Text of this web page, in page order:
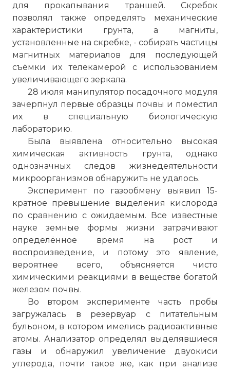
для прокапывания траншей. Скребок
позволял также определять механические
характеристики грунта, а магниты,
установленные на скребке, - собирать частицы
магнитных материалов для последующей
съёмки их телекамерой с использованием
увеличивающего зеркала.
28 июля манипулятор посадочного модуля
зачерпнул первые образцы почвы и поместил
их в специальную биологическую
лабораторию.
Была выявлена относительно высокая
химическая активность грунта, однако
однозначных следов жизнедеятельности
микроорганизмов обнаружить не удалось.
Эксперимент по газообмену выявил 15-
кратное превышение выделения кислорода
по сравнению с ожидаемым. Все известные
науке земные формы жизни затрачивают
определённое время на рост и
воспроизведение, и потому это явление,
вероятнее всего, объясняется чисто
химическими реакциями в веществе богатой
железом почвы.
Во втором эксперименте часть пробы
загружалась в резервуар с питательным
бульоном, в котором имелись радиоактивные
атомы. Анализатор определял выделявшиеся
газы и обнаружил увеличение двуокиси
углерода, почти такое же, как при анализе